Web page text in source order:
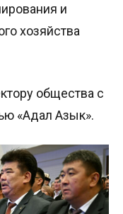
и
хозяйства
общества с
«Адал Азык».